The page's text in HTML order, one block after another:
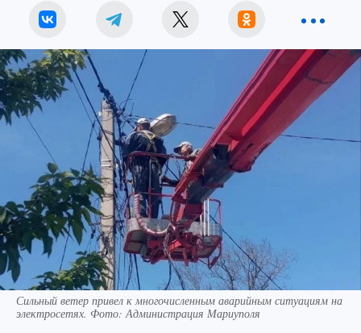
Сильный ветер привел к многочисленным аварийным ситуациям на
электросетях. Фото: Администрация Мариуполя